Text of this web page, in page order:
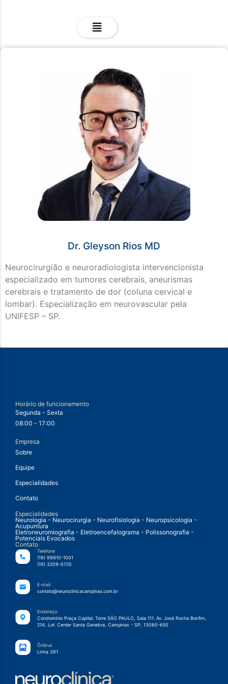
Dr. Gleyson Rios MD
Neurocirurgião e neuroradiologista intervencionista
especializado em tumores cerebrais, aneurismas
cerebrais e tratamento de dor (coluna cervical e
lombar). Especialização em neurovascular pela
UNIFESP – SP.
Horário de funcionamento
Segunda - Sexta
08:00 - 17:00
Empresa
Sobre
Equipe
Especialidades
Contato
Especialidades
Neurologia - Neurocirurgia - Neurofisiologia - Neuropsicologia -
Acupuntura
Eletroneuromiografia - Eletroencefalograma - Polissonografia -
Potenciais Evocados
Contato
Telefone
(19) 99910-1001
(19) 3209-0725
E-mail
contato@neuroclinicacampinas.com.br
Endereço
Condomínio Praça Capital. Torre SÃO PAULO, Sala 111. Av. José Rocha Bonfim,
214, Lot. Center Santa Genebra, Campinas - SP, 13080-650
Ônibus
Linha 381